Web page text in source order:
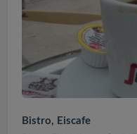
Bistro, Eiscafe